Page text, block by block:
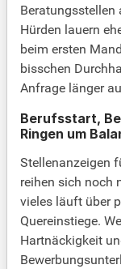
Beratungsstellen
Hürden lauern
beim ersten
bisschen
Anfrage länger
Berufsstart,
Ringen um
Stellenanzeigen
reihen sich noch
vieles läuft über
Quereinstiege.
Hartnäckigkeit